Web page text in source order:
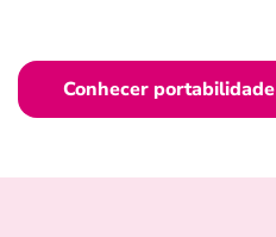
Conhecer portabilidade